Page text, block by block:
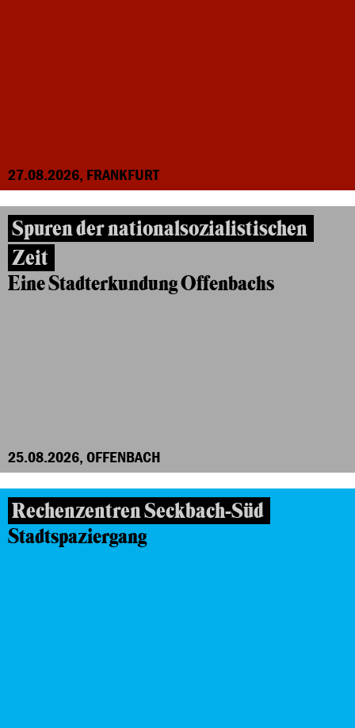
27.08.2026, FRANKFURT
Spuren der nationalsozialistischen
Zeit
Eine Stadterkundung Offenbachs
25.08.2026, OFFENBACH
Rechenzentren Seckbach-Süd
Stadtspaziergang